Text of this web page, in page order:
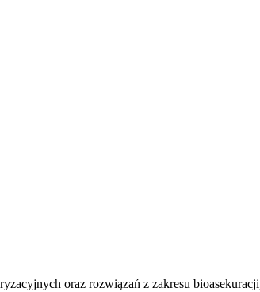
oraz rozwiązań z zakresu